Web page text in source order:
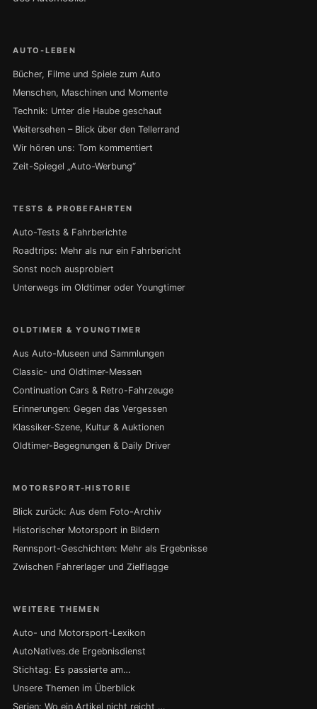
AUTO-LEBEN
Bücher, Filme und Spiele zum Auto
Menschen, Maschinen und Momente
Technik: Unter die Haube geschaut
Weitersehen – Blick über den Tellerrand
Wir hören uns: Tom kommentiert
Zeit-Spiegel „Auto-Werbung“
TESTS & PROBEFAHRTEN
Auto-Tests & Fahrberichte
Roadtrips: Mehr als nur ein Fahrbericht
Sonst noch ausprobiert
Unterwegs im Oldtimer oder Youngtimer
OLDTIMER & YOUNGTIMER
Aus Auto-Museen und Sammlungen
Classic- und Oldtimer-Messen
Continuation Cars & Retro-Fahrzeuge
Erinnerungen: Gegen das Vergessen
Klassiker-Szene, Kultur & Auktionen
Oldtimer-Begegnungen & Daily Driver
MOTORSPORT-HISTORIE
Blick zurück: Aus dem Foto-Archiv
Historischer Motorsport in Bildern
Rennsport-Geschichten: Mehr als Ergebnisse
Zwischen Fahrerlager und Zielflagge
WEITERE THEMEN
Auto- und Motorsport-Lexikon
AutoNatives.de Ergebnisdienst
Stichtag: Es passierte am…
Unsere Themen im Überblick
Serien: Wo ein Artikel nicht reicht …